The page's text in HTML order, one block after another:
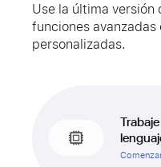
Use la última versión
funciones avanzadas
personalizadas.